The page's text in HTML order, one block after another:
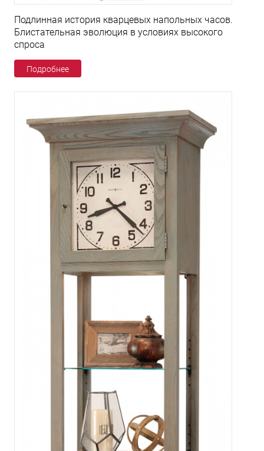
Подлинная история кварцевых напольных часов.
Блистательная эволюция в условиях высокого
спроса
Подробнее